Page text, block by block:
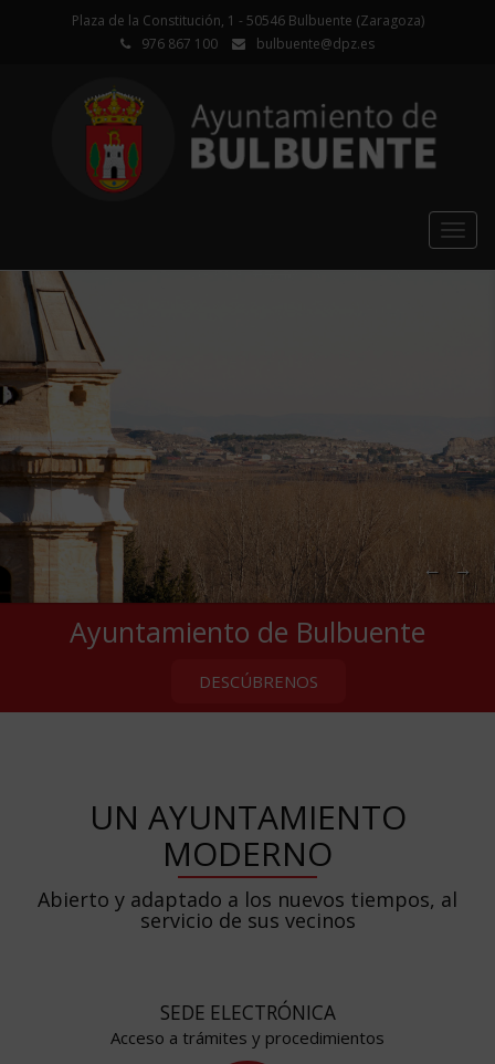
Plaza de la Constitución, 1 - 50546 Bulbuente (Zaragoza)
976 867 100
bulbuente@dpz.es
← →
Ayuntamiento de Bulbuente
DESCÚBRENOS
UN AYUNTAMIENTO
MODERNO
Abierto y adaptado a los nuevos tiempos, al
servicio de sus vecinos
SEDE ELECTRÓNICA
Acceso a trámites y procedimientos